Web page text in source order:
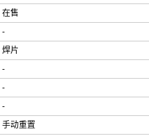
在售
-
焊片
-
-
-
手动重置